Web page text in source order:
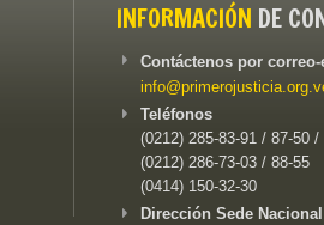
INFORMACIÓN DE
Contáctenos por
Teléfonos
(0212) 285-83-91 / 87-50 /
(0212) 286-73-03 / 88-55
(0414) 150-32-30
Dirección Sede